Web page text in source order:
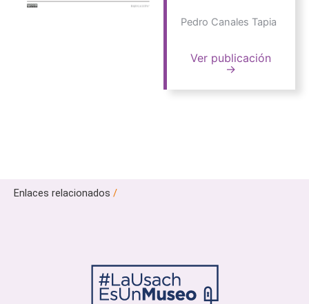
Pedro Canales Tapia
Ver publicación
→
Enlaces relacionados /